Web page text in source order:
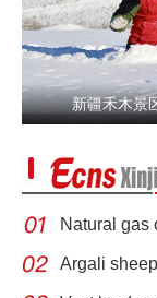
新疆南部：
新疆禾木景
Natural gas
Argali